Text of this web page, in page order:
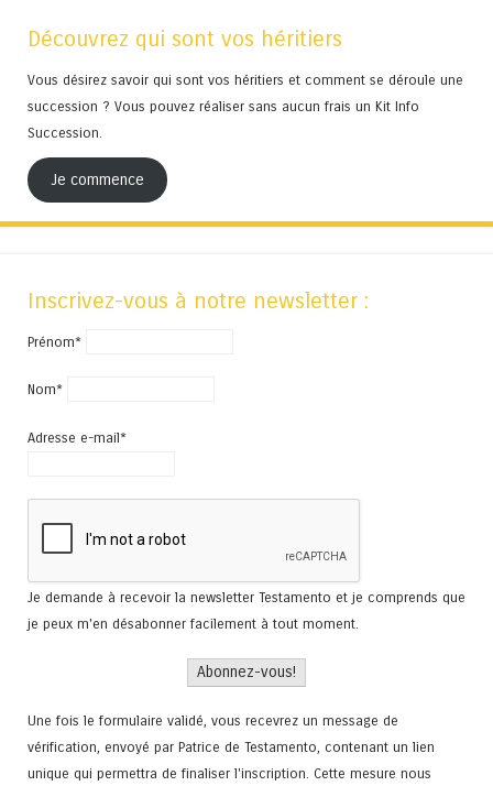
Découvrez qui sont vos héritiers
Vous désirez savoir qui sont vos héritiers et comment se déroule une
succession ? Vous pouvez réaliser sans aucun frais un Kit Info
Succession.
Je commence
Inscrivez-vous à notre newsletter :
Prénom*
Nom*
Adresse e-mail*
Je demande à recevoir la newsletter Testamento et je comprends que
je peux m'en désabonner facilement à tout moment.
Une fois le formulaire validé, vous recevrez un message de
vérification, envoyé par Patrice de Testamento, contenant un lien
unique qui permettra de finaliser l'inscription. Cette mesure nous